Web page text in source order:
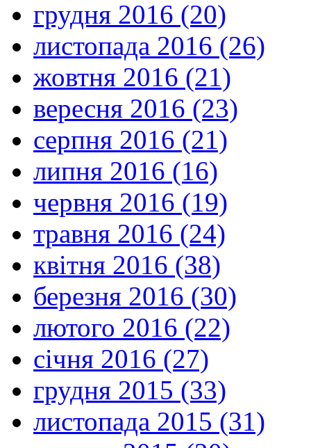
грудня 2016 (20)
листопада 2016 (26)
жовтня 2016 (21)
вересня 2016 (23)
серпня 2016 (21)
липня 2016 (16)
червня 2016 (19)
травня 2016 (24)
квітня 2016 (38)
березня 2016 (30)
лютого 2016 (22)
січня 2016 (27)
грудня 2015 (33)
листопада 2015 (31)